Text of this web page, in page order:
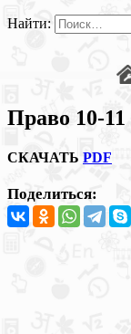
Найти:
Право 10-
СКАЧАТЬ PDF
Поделиться: